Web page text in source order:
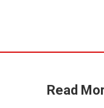
Read